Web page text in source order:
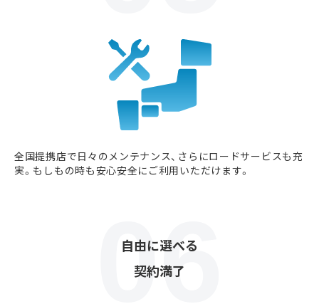
全国提携店で日々のメンテナンス、さらにロードサービスも充
実。もしもの時も安心安全にご利用いただけます。
自由に選べる
契約満了